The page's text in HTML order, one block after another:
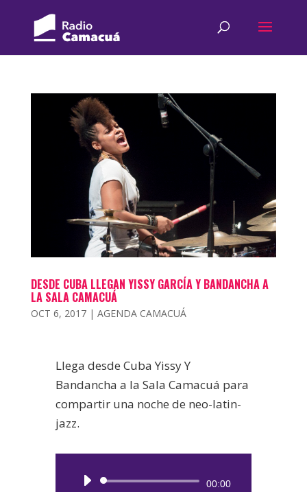
DESDE CUBA LLEGAN YISSY GARCÍA Y BANDANCHA A
LA SALA CAMACUÁ
OCT 6, 2017| AGENDA CAMACUÁ
Llega desde Cuba Yissy Y
Bandancha a la Sala Camacuá para
compartir una noche de neo-latin-
jazz.
Reproductor
00:00